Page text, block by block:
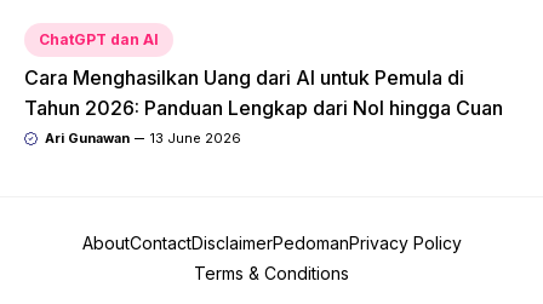
ChatGPT dan AI
Cara Menghasilkan Uang dari AI untuk Pemula di
Tahun 2026: Panduan Lengkap dari Nol hingga Cuan
Ari Gunawan 13 June 2026
AboutContactDisclaimerPedomanPrivacy Policy
Terms & Conditions